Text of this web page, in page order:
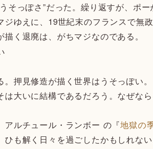
っぽさ”だった。繰り返すが、ポー
ゆえに、19世紀末のフランスで無政
く退廃は、がちマジなのである。
押見修造が描く世界はうそっぽい
大いに結構であるだろう。なぜな
アルチュール・ランボー の『地獄の
も解く日々を過ごしたかもしれない